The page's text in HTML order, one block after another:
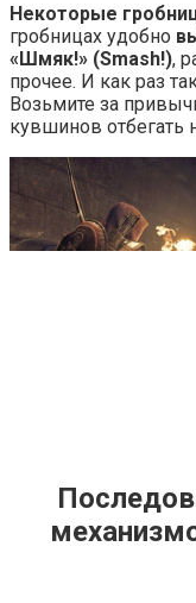
Некоторые
гробницах удобно
«Шмяк!» (Smash!),
прочее. И как раз
Возьмите за
кувшинов отбегать